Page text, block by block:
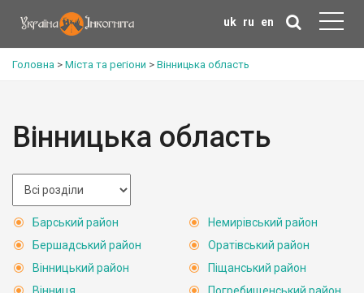
uk ru en
Головна > Міста та регіони > Вінницька область
Вінницька область
Барський район
Бершадський район
Вінницький район
Немирівський район
Оратівський район
Піщанський район